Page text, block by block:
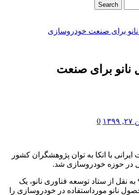
Search
نانو برای صنعت
0
شرکت ایرانی با اتکا به توان پژوهشگران کشور
به گزارش خط رند ۹۱۲ به نقل از ستاد توسعه فناوری نانو، یک
نانو مورداستفاده در خودروسازی را